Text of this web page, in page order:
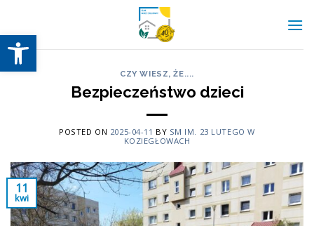
Otwórz pasek narzędzi
content
CZY WIESZ, ŻE....
Bezpieczeństwo dzieci
POSTED ON 2025-04-11 BY SM IM. 23 LUTEGO W
KOZIEGŁOWACH
11
kwi